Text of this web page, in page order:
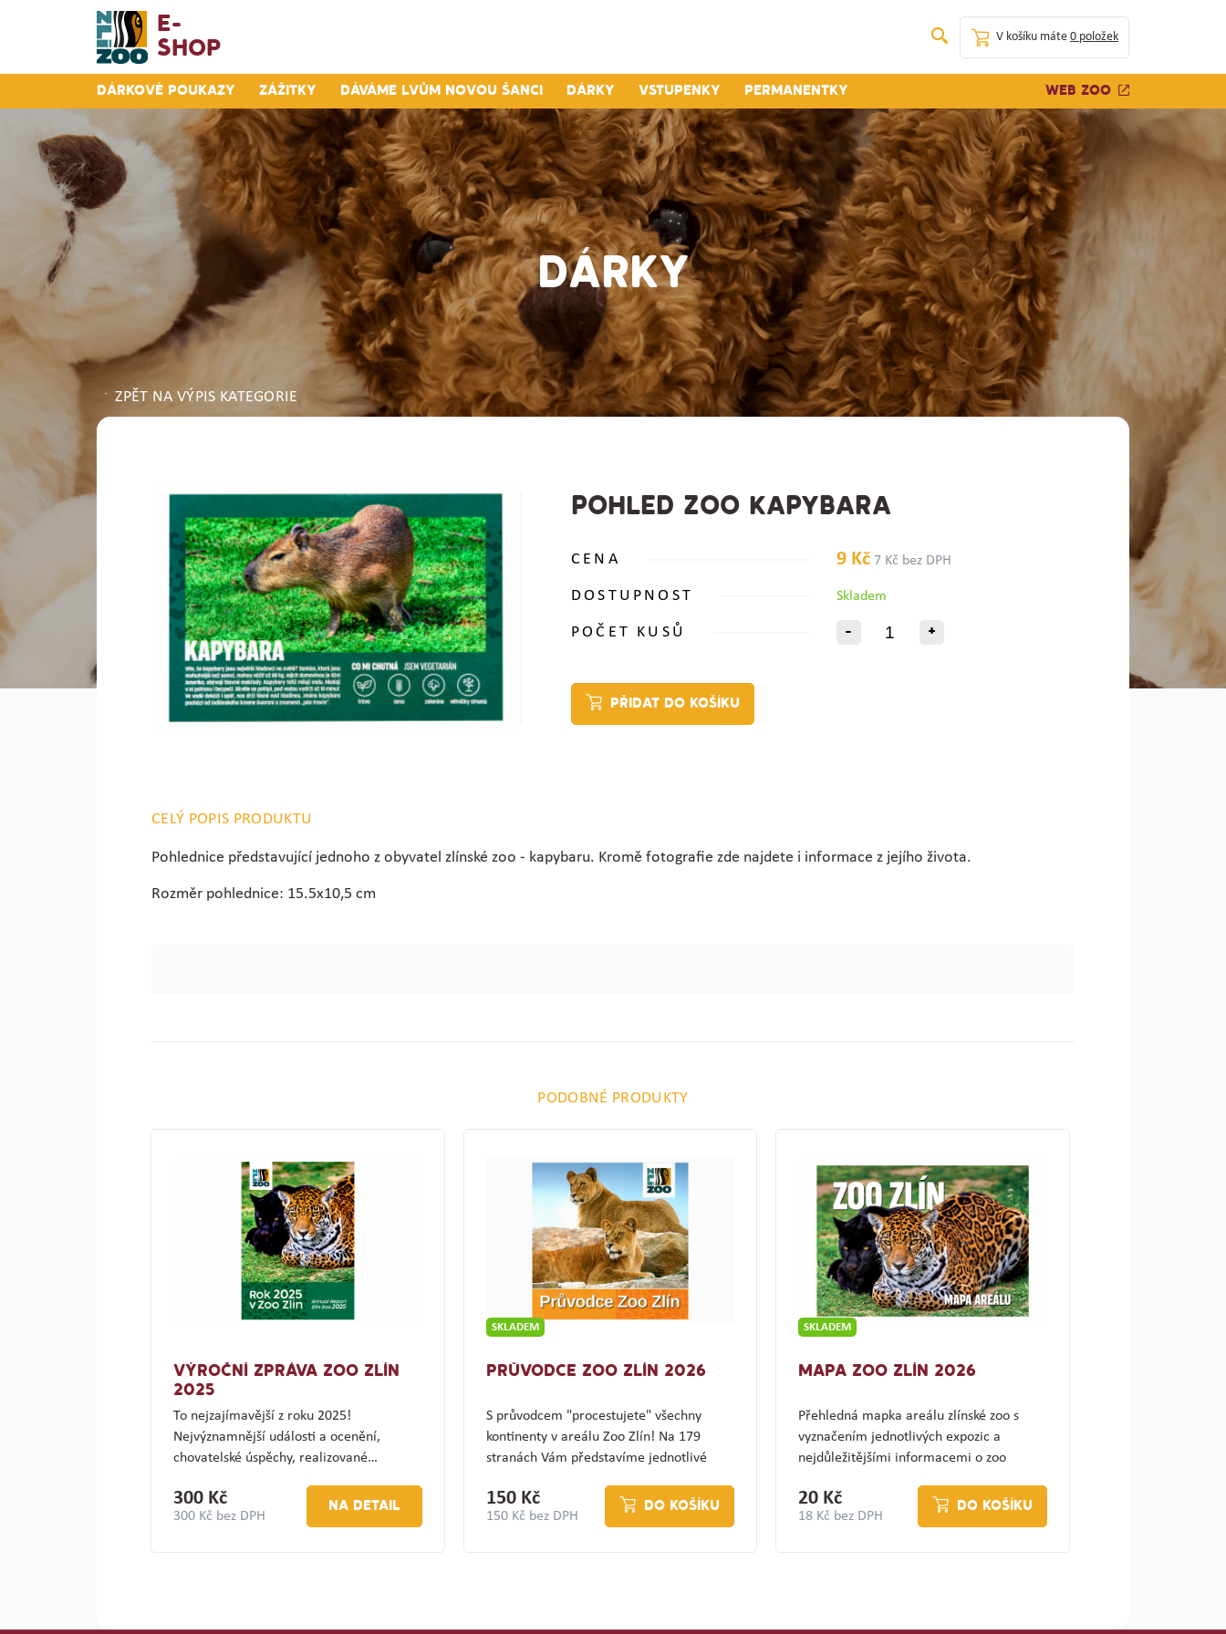
E-
Shop
V košíku máte 0 položek
Dárkové poukazy Zážitky Dáváme lvům novou šanci Dárky Vstupenky Permanentky Web zoo
DÁRKY
ZPĚT NA VÝPIS KATEGORIE
POHLED ZOO KAPYBARA
CENA 9 Kč 7 Kč bez DPH
DOSTUPNOST Skladem
POČET KUSŮ - +
PŘIDAT DO KOŠÍKU
CELÝ POPIS PRODUKTU
Pohlednice představující jednoho z obyvatel zlínské zoo - kapybaru. Kromě fotografie zde najdete i informace z jejího života.
Rozměr pohlednice: 15.5x10,5 cm
PODOBNÉ PRODUKTY
VÝROČNÍ ZPRÁVA ZOO ZLÍN
2025
To nejzajímavější z roku 2025!
Nejvýznamnější události a ocenění,
chovatelské úspěchy, realizované…
300 Kč
300 Kč bez DPH
NA DETAIL
SKLADEM
PRŮVODCE ZOO ZLÍN 2026
S průvodcem "procestujete" všechny
kontinenty v areálu Zoo Zlín! Na 179
stranách Vám představíme jednotlivé
150 Kč
150 Kč bez DPH
DO KOŠÍKU
SKLADEM
MAPA ZOO ZLÍN 2026
Přehledná mapka areálu zlínské zoo s
vyznačením jednotlivých expozic a
nejdůležitějšími informacemi o zoo
20 Kč
18 Kč bez DPH
DO KOŠÍKU